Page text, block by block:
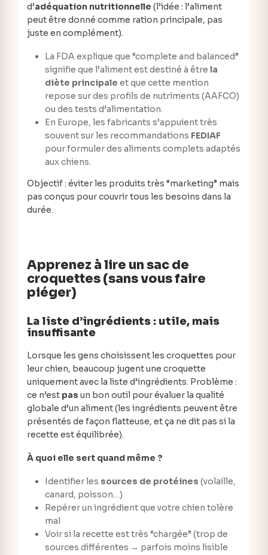
d’adéquation nutritionnelle (l’idée : l’aliment
peut être donné comme ration principale, pas
juste en complément).
La FDA explique que “complete and balanced”
signifie que l’aliment est destiné à être la
diète principale et que cette mention
repose sur des profils de nutriments (AAFCO)
ou des tests d’alimentation.
En Europe, les fabricants s’appuient très
souvent sur les recommandations FEDIAF
pour formuler des aliments complets adaptés
aux chiens.
Objectif : éviter les produits très “marketing” mais
pas conçus pour couvrir tous les besoins dans la
durée.
Apprenez à lire un sac de
croquettes (sans vous faire
piéger)
La liste d’ingrédients : utile, mais
insuffisante
Lorsque les gens choisissent les croquettes pour
leur chien, beaucoup jugent une croquette
uniquement avec la liste d’ingrédients. Problème :
ce n’est pas un bon outil pour évaluer la qualité
globale d’un aliment (les ingrédients peuvent être
présentés de façon flatteuse, et ça ne dit pas si la
recette est équilibrée).
À quoi elle sert quand même ?
Identifier les sources de protéines (volaille,
canard, poisson…)
Repérer un ingrédient que votre chien tolère
mal
Voir si la recette est très “chargée” (trop de
sources différentes → parfois moins lisible